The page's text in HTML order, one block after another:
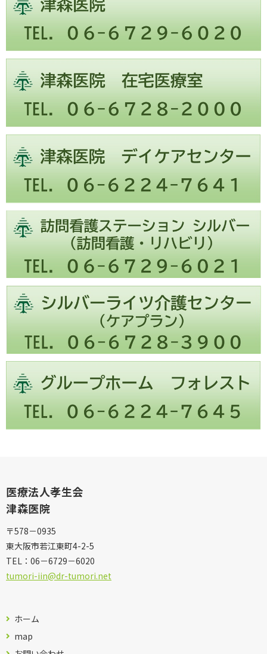
医療法人孝生会
津森医院
〒578－0935
東大阪市若江東町4-2-5
TEL： 06－6729－6020
tumori-iin@dr-tumori.net
ホーム
map